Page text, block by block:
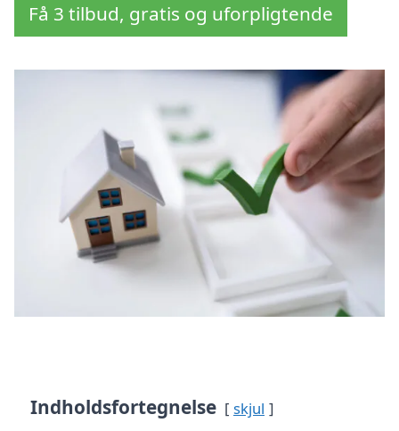
Få 3 tilbud, gratis og uforpligtende
Indholdsfortegnelse skjul